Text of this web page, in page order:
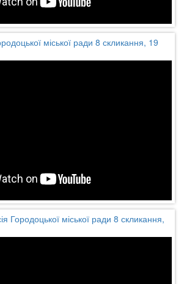
міської ради 8 скликання, 19
Городоцької міської ради 8 скликання,